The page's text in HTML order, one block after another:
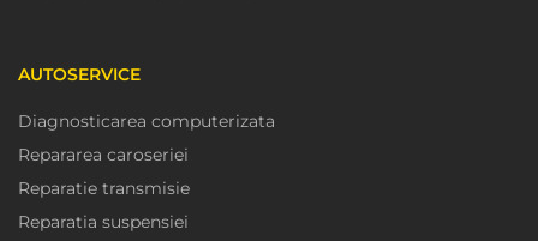
AUTOSERVICE
Diagnosticarea computerizata
Repararea caroseriei
Reparatie transmisie
Reparatia suspensiei